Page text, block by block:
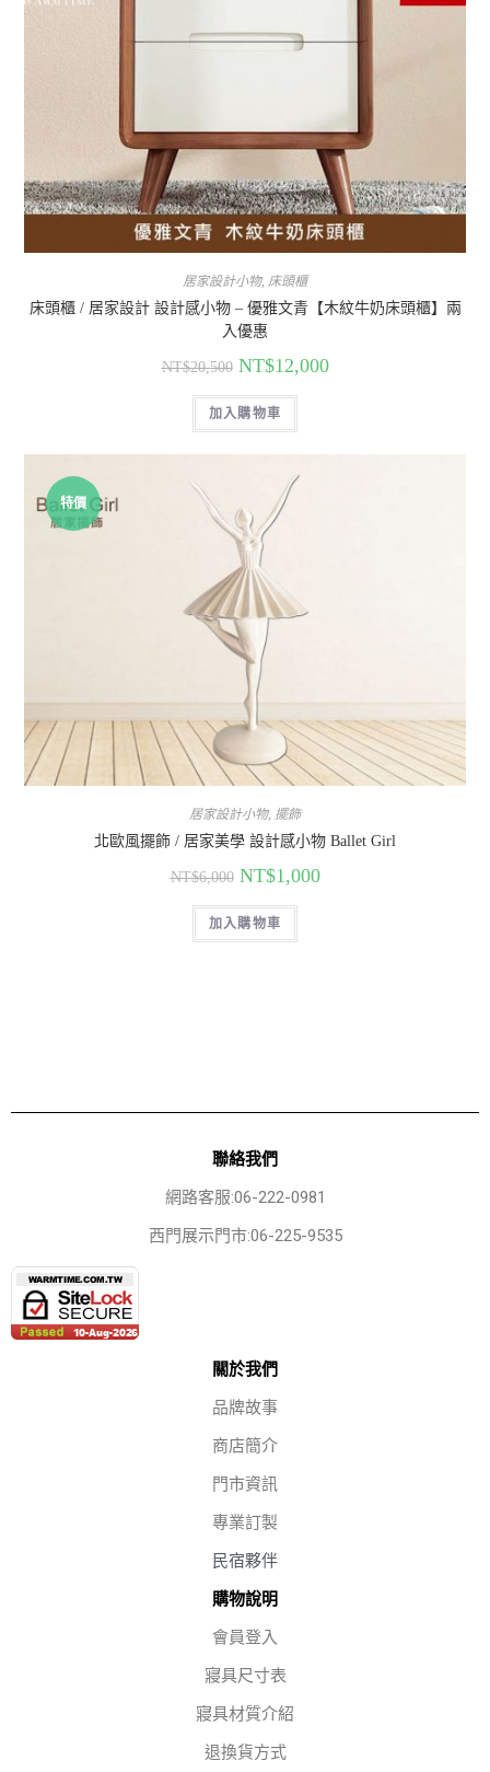
居家設計小物, 床頭櫃
床頭櫃 / 居家設計 設計感小物 – 優雅文青【木紋牛奶床頭櫃】兩
入優惠
NT$20,500 NT$12,000
加入購物車
特價
居家設計小物, 擺飾
北歐風擺飾 / 居家美學 設計感小物 Ballet Girl
NT$6,000 NT$1,000
加入購物車
聯絡我們
網路客服:06-222-0981
西門展示門市:06-225-9535
關於我們
品牌故事
商店簡介
門市資訊
專業訂製
民宿夥伴
購物說明
會員登入
寢具尺寸表
寢具材質介紹
退換貨方式